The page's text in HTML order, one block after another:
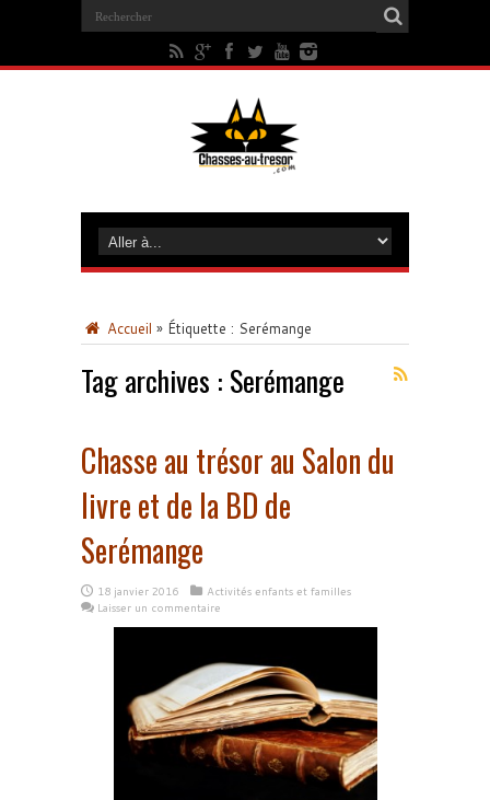
Accueil » Étiquette : Serémange
Tag archives : Serémange
Chasse au trésor au Salon du
livre et de la BD de
Serémange
18 janvier 2016
Activités enfants et familles
Laisser un commentaire